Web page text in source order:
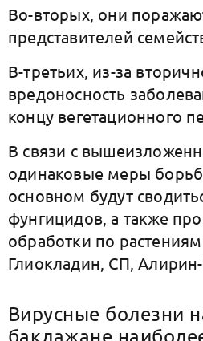
Во-вторых, они
представителей
В-третьих, из-за
вредоносность
концу вегетационного
В связи с
одинаковые меры
основном будут
фунгицидов, а также
обработки по
Глиокладин, СП,
Вирусные болезни
баклажане